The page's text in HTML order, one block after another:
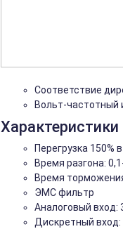
Соответствие
Вольт-частотный
Характеристики
Перегрузка 150%
Время разгона:
Время
ЭМС фильтр
Аналоговый вход:
Дискретный вход: